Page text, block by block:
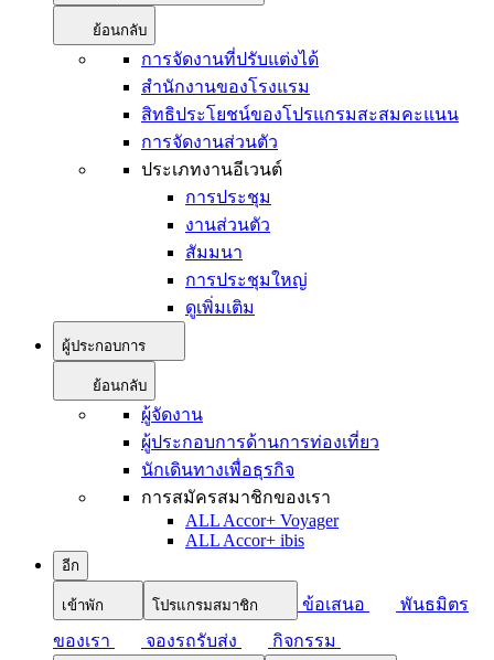
ย้อนกลับ
การจัดงานที่ปรับแต่งได้
สำนักงานของโรงแรม
สิทธิประโยชน์ของโปรแกรมสะสมคะแนน
การจัดงานส่วนตัว
ประเภทงานอีเวนต์
การประชุม
งานส่วนตัว
สัมมนา
การประชุมใหญ่
ดูเพิ่มเติม
ผู้ประกอบการ
ย้อนกลับ
ผู้จัดงาน
ผู้ประกอบการด้านการท่องเที่ยว
นักเดินทางเพื่อธุรกิจ
การสมัครสมาชิกของเรา
ALL Accor+ Voyager
ALL Accor+ ibis
อีก
เข้าพัก โปรแกรมสมาชิก ข้อเสนอ
พันธมิตร
ของเรา
จองรถรับส่ง กิจกรรม